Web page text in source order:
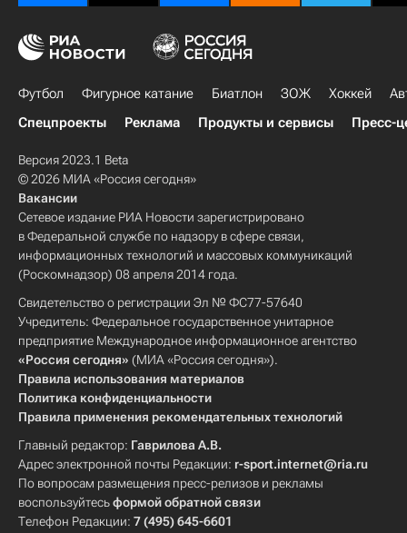
Футбол Фигурное катание Биатлон ЗОЖ Хоккей
Спецпроекты
Реклама Продукты и сервисы Пресс-
Версия 2023.1 Beta
© 2026 МИА «Россия сегодня»
Вакансии
Сетевое издание РИА Новости зарегистрировано
в Федеральной службе по надзору в сфере связи,
информационных технологий и массовых коммуникаций
(Роскомнадзор) 08 апреля 2014 года.
Свидетельство о регистрации Эл № ФС77-57640
Учредитель: Федеральное государственное унитарное
предприятие Международное информационное агентство
«Россия сегодня» (МИА «Россия сегодня»).
Правила использования материалов
Политика конфиденциальности
Правила применения рекомендательных технологий
Главный редактор: Гаврилова А.В.
Адрес электронной почты Редакции: r-sport.internet@ria.ru
По вопросам размещения пресс-релизов и рекламы
воспользуйтесьформой обратной связи
Телефон Редакции: 7 (495) 645-6601